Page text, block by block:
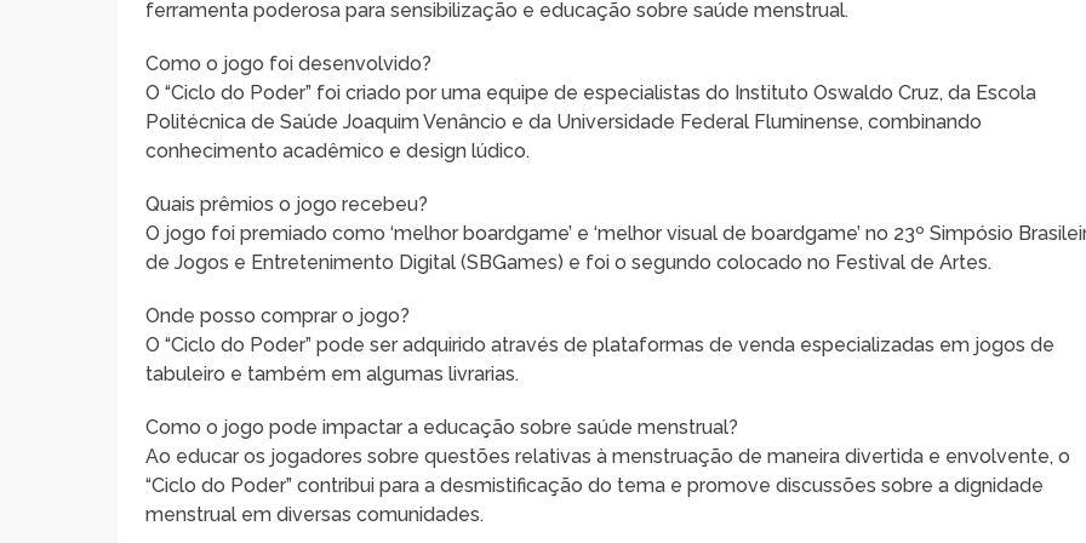
ferramenta poderosa para sensibilização e educação sobre saúde menstrual.
Como o jogo foi desenvolvido?
O “Ciclo do Poder” foi criado por uma equipe de especialistas do Instituto Oswaldo Cruz, da Escola
Politécnica de Saúde Joaquim Venâncio e da Universidade Federal Fluminense, combinando
conhecimento acadêmico e design lúdico.
Quais prêmios o jogo recebeu?
O jogo foi premiado como ‘melhor boardgame’ e ‘melhor visual de boardgame’ no 23º Simpósio
de Jogos e Entretenimento Digital (SBGames) e foi o segundo colocado no Festival de Artes.
Onde posso comprar o jogo?
O “Ciclo do Poder” pode ser adquirido através de plataformas de venda especializadas em jogos de
tabuleiro e também em algumas livrarias.
Como o jogo pode impactar a educação sobre saúde menstrual?
Ao educar os jogadores sobre questões relativas à menstruação de maneira divertida e envolvente, o
“Ciclo do Poder” contribui para a desmistificação do tema e promove discussões sobre a dignidade
menstrual em diversas comunidades.